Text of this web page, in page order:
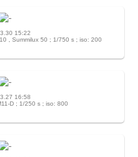
15:22
, Summilux 50 ; 1/750 s ; iso: 200
16:58
D ; 1/250 s ; iso: 800